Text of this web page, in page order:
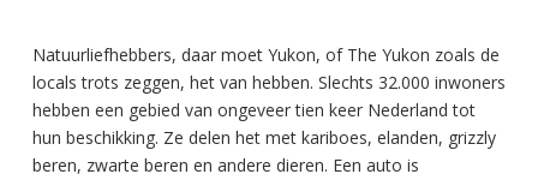
Natuurliefhebbers, daar moet Yukon, of The Yukon zoals de
locals trots zeggen, het van hebben. Slechts 32.000 inwoners
hebben een gebied van ongeveer tien keer Nederland tot
hun beschikking. Ze delen het met kariboes, elanden, grizzly
beren, zwarte beren en andere dieren. Een auto is